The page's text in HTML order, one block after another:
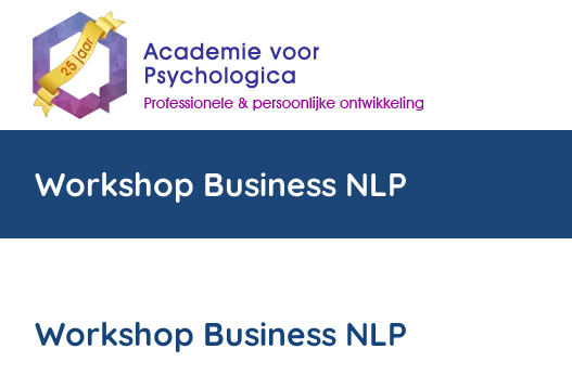
content
Workshop Business NLP
Workshop Business NLP